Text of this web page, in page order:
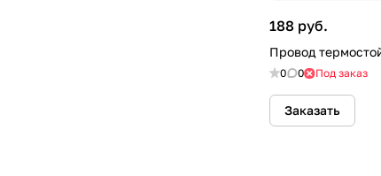
188 руб.
Провод
0 0 Под заказ
Заказать